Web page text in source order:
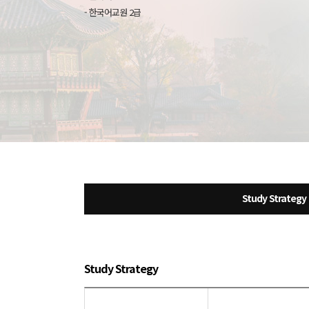
- 한국어교원 2급
Study Strategy
Study Strategy